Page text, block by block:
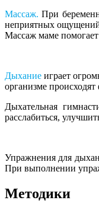
Массаж. При
неприятных
Массаж маме помогает
Дыхание играет
организме
Дыхательная
расслабиться,
Упражнения для
При выполнении
Методики